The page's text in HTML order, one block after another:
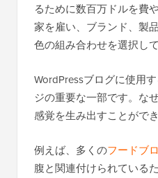
るために数百万ドルを費
家を雇い、ブランド、製
色の組み合わせを選択して
WordPressブログに使用
ジの重要な一部です。な
感覚を生み出すことがで
例えば、多くのフードブ
腹と関連付けられている